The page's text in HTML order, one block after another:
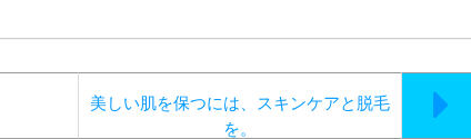
美しい肌を保つには、スキンケアと脱毛
を。